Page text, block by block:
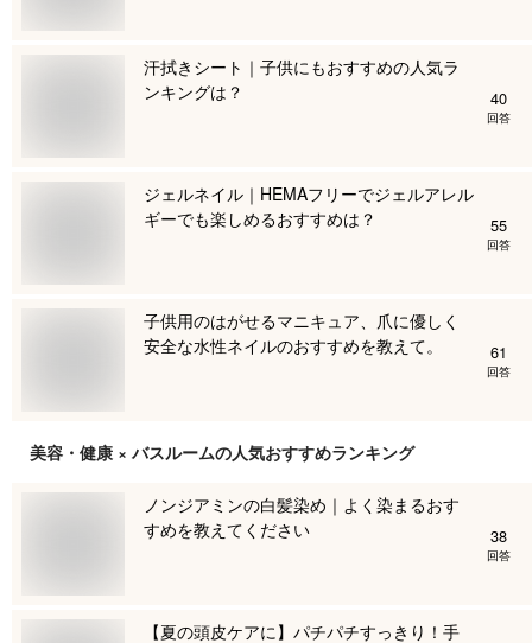
汗拭きシート｜子供にもおすすめの人気ラ
ンキングは？
40
回答
ジェルネイル｜HEMAフリーでジェルアレル
ギーでも楽しめるおすすめは？
55
回答
子供用のはがせるマニキュア、爪に優しく
安全な水性ネイルのおすすめを教えて。
61
回答
美容・健康 × バスルームの人気おすすめランキング
ノンジアミンの白髪染め｜よく染まるおす
すめを教えてください
38
回答
【夏の頭皮ケアに】パチパチすっきり！手